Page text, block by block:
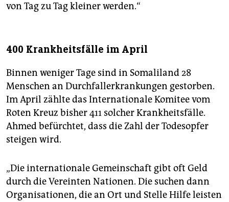
von Tag zu Tag kleiner werden.“
400 Krankheitsfälle im April
Binnen weniger Tage sind in Somaliland 28
Menschen an Durchfallerkrankungen gestorben.
Im April zählte das Internationale Komitee vom
Roten Kreuz bisher 411 solcher Krankheitsfälle.
Ahmed befürchtet, dass die Zahl der Todesopfer
steigen wird.
„Die internationale Gemeinschaft gibt oft Geld
durch die Vereinten Na­tio­nen. Die suchen dann
Organisationen, die an Ort und Stelle Hilfe leisten